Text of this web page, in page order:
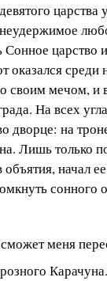
царство
оказался
своим мечом, и
На всех
дворце: на
Лишь только
начал
сонного
меня